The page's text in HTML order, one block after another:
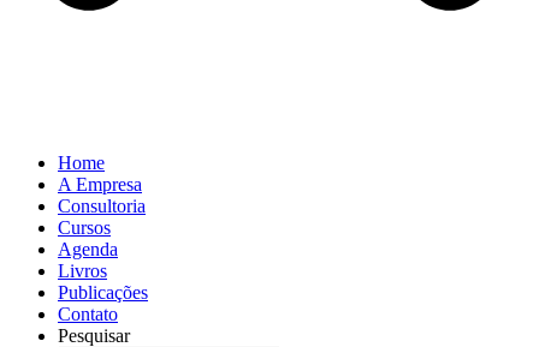
Home
A Empresa
Consultoria
Cursos
Agenda
Livros
Publicações
Contato
Pesquisar